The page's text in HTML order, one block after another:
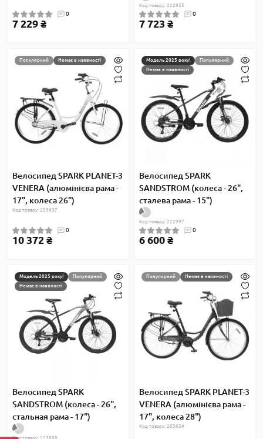
0
7 229 ₴
Код товару: 222955
0
7 723 ₴
Популярний Немає в наявності
Велосипед SPARK PLANET-3
VENERA (алюмінієва рама -
17", колеса 26")
Код товару: 203637
0
10 372 ₴
Модель 2025 року!
Популярний
Немає в наявності
Велосипед SPARK
SANDSTROM (колеса - 26",
сталева рама - 15")
Код товару: 222997
0
6 600 ₴
Модель 2025 року!
Популярний
Немає в наявності
Велосипед SPARK
SANDSTROM (колеса - 26",
стальная рама - 17")
Популярний Немає в наявності
Велосипед SPARK PLANET-3
VENERA (алюмінієва рама -
17", колеса 28")
Код товару: 203634